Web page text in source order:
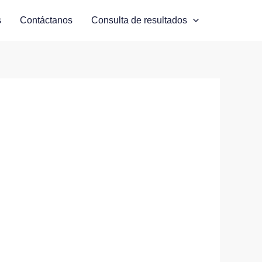
Contáctanos Consulta de resultados